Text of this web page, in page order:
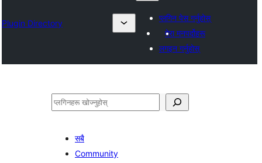
Plugin Directory
प्लगिन पेस गर्नुहोस्
मेरा मनपर्दोहरू
लगइन गर्नुहोस्
खोज्नुहोस्
सबै
Community